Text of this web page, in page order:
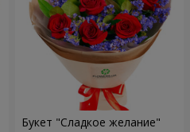
Букет "Сладкое желание"